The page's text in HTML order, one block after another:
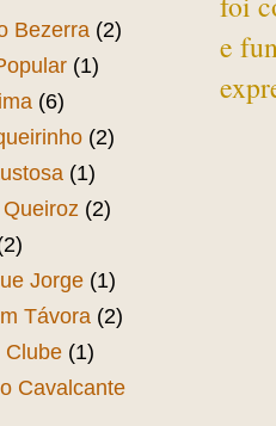
e
Bezerra (2)
(1)
(6)
(2)
(1)
(2)
Jorge (1)
Távora (2)
Clube (1)
Cavalcante